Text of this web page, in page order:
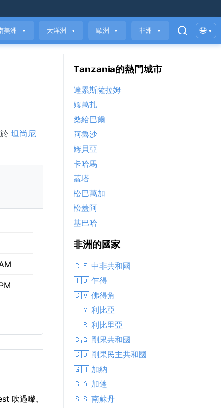
美洲 ▼ 大洋洲 ▼ 歐洲 ▼ 非洲 ▼ 🌐 ▾
坦尚尼
吹過嚟。
Tanzania的熱門城市
達累斯薩拉姆
姆萬扎
桑給巴爾
阿魯沙
姆貝亞
卡哈馬
蓋塔
松巴萬加
松蓋阿
基巴哈
非洲的國家
🇨🇫 中非共和國
🇹🇩 乍得
🇨🇻 佛得角
🇱🇾 利比亞
🇱🇷 利比里亞
🇨🇬 剛果共和國
🇨🇩 剛果民主共和國
🇬🇭 加納
🇬🇦 加蓬
🇸🇸 南蘇丹